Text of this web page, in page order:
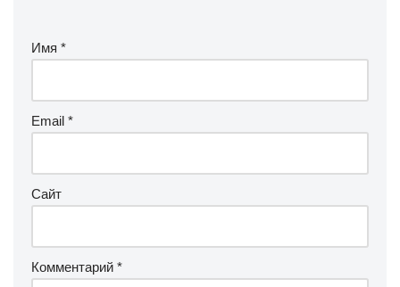
Имя *
Email *
Сайт
Комментарий *